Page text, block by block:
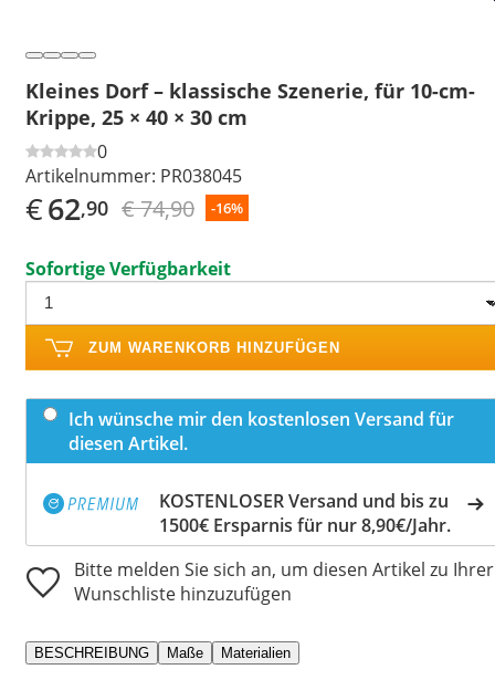
Kleines Dorf – klassische Szenerie, für 10-cm-
Krippe, 25 × 40 × 30 cm
0
Artikelnummer: PR038045
€62,90 € 74,90 -16%
Sofortige Verfügbarkeit
ZUM WARENKORB HINZUFÜGEN
Ich wünsche mir den kostenlosen Versand für
diesen Artikel.
KOSTENLOSER Versand und bis zu
1500€ Ersparnis für nur 8,90€/Jahr.
Bitte melden Sie sich an, um diesen Artikel zu Ihrer
Wunschliste hinzuzufügen
BESCHREIBUNG Maße Materialien